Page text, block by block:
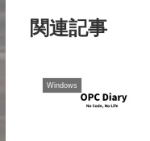
関連記事
Windows